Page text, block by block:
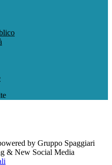
by Gruppo Spaggiari
& New Social Media